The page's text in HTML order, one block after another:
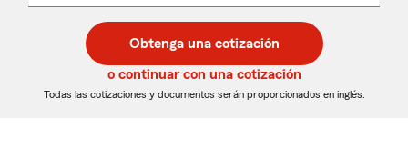
desplegable
de
5
dígitos
de
5
dígitos
Obtenga una cotización
o continuar con una cotización
Todas las cotizaciones y documentos serán proporcionados en inglés.